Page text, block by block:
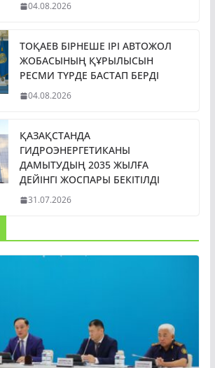
04.08.2026
ТОҚАЕВ БІРНЕШЕ ІРІ АВТОЖОЛ
ЖОБАСЫНЫҢ ҚҰРЫЛЫСЫН
РЕСМИ ТҮРДЕ БАСТАП БЕРДІ
04.08.2026
ҚАЗАҚСТАНДА
ГИДРОЭНЕРГЕТИКАНЫ
ДАМЫТУДЫҢ 2035 ЖЫЛҒА
ДЕЙІНГІ ЖОСПАРЫ БЕКІТІЛДІ
31.07.2026